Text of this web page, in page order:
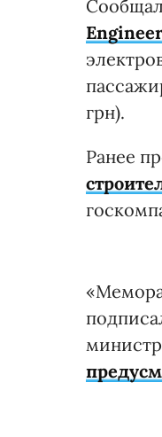
грн).
Ранее
министр